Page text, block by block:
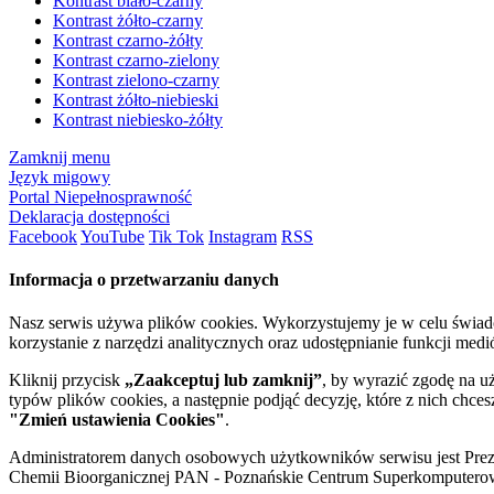
Kontrast żółto-czarny
Kontrast czarno-żółty
Kontrast czarno-zielony
Kontrast zielono-czarny
Kontrast żółto-niebieski
Kontrast niebiesko-żółty
Zamknij menu
Język migowy
Portal Niepełnosprawność
Deklaracja dostępności
FacebookYouTube Tik Tok Instagram RSS
Informacja o przetwarzaniu danych
Nasz serwis używa plików cookies. Wykorzystujemy je w celu
korzystanie z narzędzi analitycznych oraz udostępnianie funkcji
Kliknij przycisk „Zaakceptuj lub zamknij”, by wyrazić zgodę na
typów plików cookies, a następnie podjąć decyzję, które z nich
"Zmień ustawienia Cookies".
Administratorem danych osobowych użytkowników serwisu jest
Chemii Bioorganicznej PAN - Poznańskie Centrum